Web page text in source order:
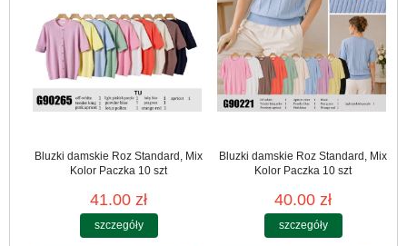
Bluzki damskie Roz Standard, Mix
Kolor Paczka 10 szt
41.00 zł
szczegóły
Bluzki damskie Roz Standard, Mix
Kolor Paczka 10 szt
40.00 zł
szczegóły